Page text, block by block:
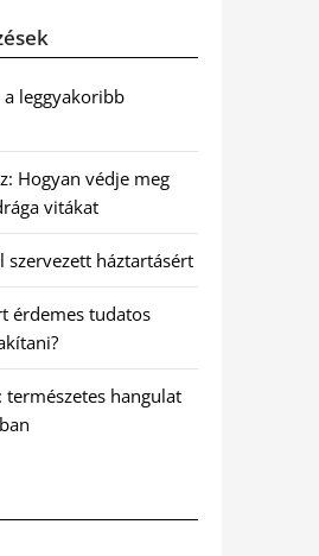
a leggyakoribb
Hogyan védje meg
vitákat
szervezett háztartásért
érdemes tudatos
hangulat